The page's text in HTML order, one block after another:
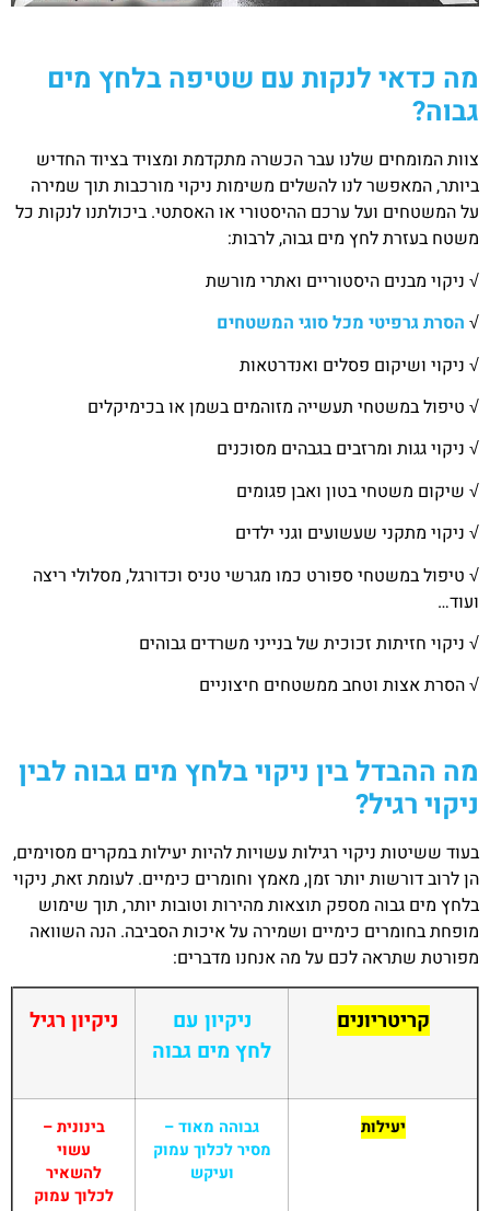
מה כדאי לנקות עם שטיפה בלחץ מים
גבוה?
צוות המומחים שלנו עבר הכשרה מתקדמת ומצויד בציוד החדיש
ביותר, המאפשר לנו להשלים משימות ניקוי מורכבות תוך שמירה
על המשטחים ועל ערכם ההיסטורי או האסתטי. ביכולתנו לנקות כל
משטח בעזרת לחץ מים גבוה, לרבות:
√ ניקוי מבנים היסטוריים ואתרי מורשת
√ הסרת גרפיטי מכל סוגי המשטחים
√ ניקוי ושיקום פסלים ואנדרטאות
√ טיפול במשטחי תעשייה מזוהמים בשמן או בכימיקלים
√ ניקוי גגות ומרזבים בגבהים מסוכנים
√ שיקום משטחי בטון ואבן פגומים
√ ניקוי מתקני שעשועים וגני ילדים
√ טיפול במשטחי ספורט כמו מגרשי טניס וכדורגל, מסלולי ריצה
ועוד…
√ ניקוי חזיתות זכוכית של בנייני משרדים גבוהים
√ הסרת אצות וטחב ממשטחים חיצוניים
מה ההבדל בין ניקוי בלחץ מים גבוה לבין
ניקוי רגיל?
בעוד ששיטות ניקוי רגילות עשויות להיות יעילות במקרים מסוימים,
הן לרוב דורשות יותר זמן, מאמץ וחומרים כימיים. לעומת זאת, ניקוי
בלחץ מים גבוה מספק תוצאות מהירות וטובות יותר, תוך שימוש
מופחת בחומרים כימיים ושמירה על איכות הסביבה. הנה השוואה
מפורטת שתראה לכם על מה אנחנו מדברים:
קריטריונים
ניקיון עם
לחץ מים גבוה
ניקיון רגיל
יעילות
גבוהה מאוד –
מסיר לכלוך עמוק
ועיקש
בינונית –
עשוי
להשאיר
לכלוך עמוק